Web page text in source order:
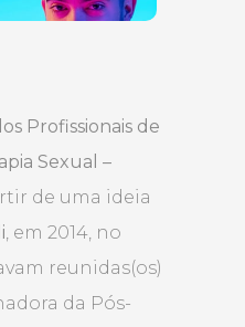
Profissionais de
Sexual –
de uma ideia
, em 2014, no
reunidas(os)
da Pós-